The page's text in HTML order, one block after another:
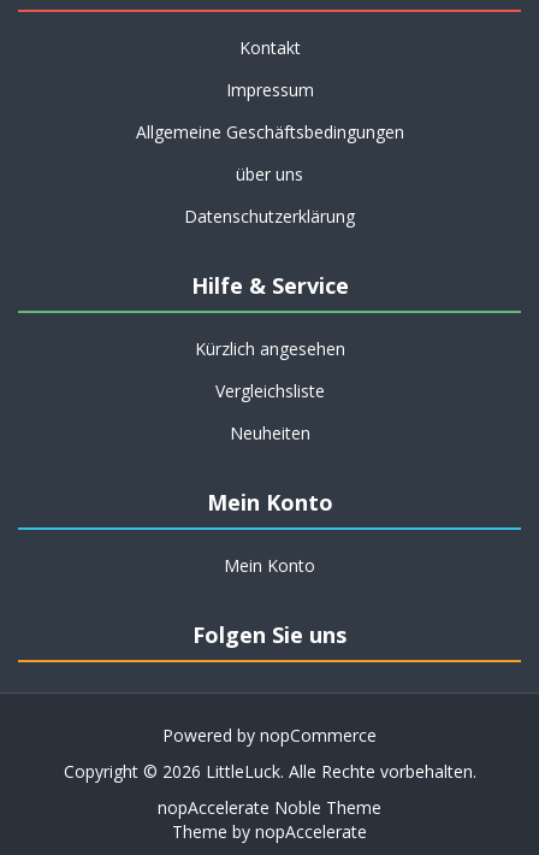
Kontakt
Impressum
Allgemeine Geschäftsbedingungen
über uns
Datenschutzerklärung
Hilfe & Service
Kürzlich angesehen
Vergleichsliste
Neuheiten
Mein Konto
Mein Konto
Folgen Sie uns
Powered by nopCommerce
Copyright © 2026 LittleLuck. Alle Rechte vorbehalten.
nopAccelerate Noble Theme
Theme by nopAccelerate